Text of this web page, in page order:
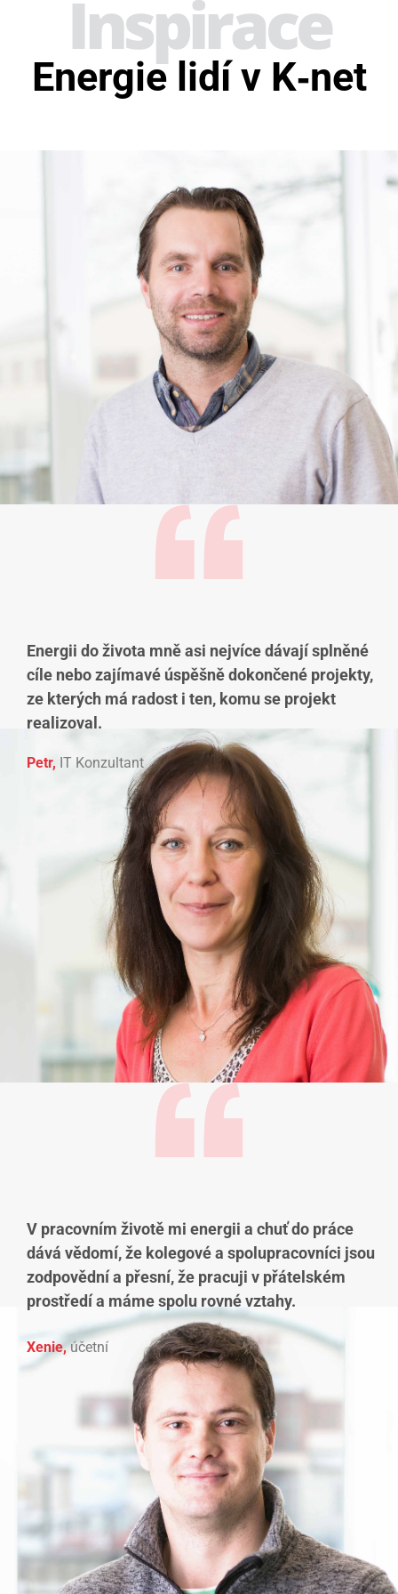
Inspirace
Energie lidí v K‑net
Energii do života mně asi nejvíce dávají splněné
cíle nebo zajímavé úspěšně dokončené projekty,
ze kterých má radost i ten, komu se projekt
realizoval.
Petr, IT Konzultant
V pracovním životě mi energii a chuť do práce
dává vědomí, že kolegové a spolupracovníci jsou
zodpovědní a přesní, že pracuji v přátelském
prostředí a máme spolu rovné vztahy.
Xenie,účetní